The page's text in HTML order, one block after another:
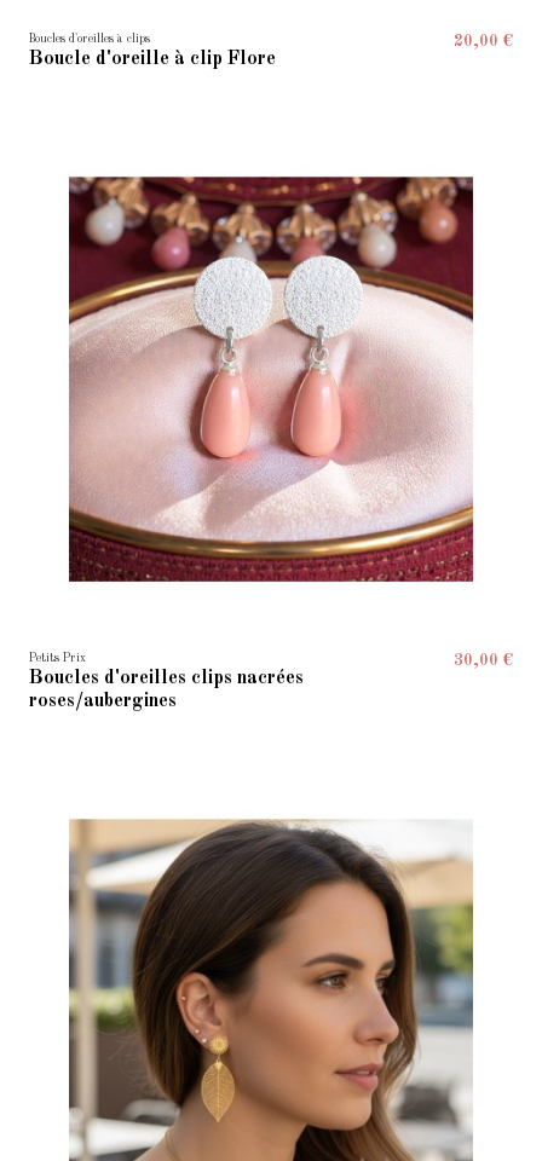
Boucles d'oreilles à clips
Boucle d'oreille à clip Flore
20,00 €
Petits Prix
Boucles d'oreilles clips nacrées
roses/aubergines
30,00 €